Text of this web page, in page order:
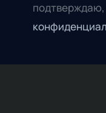
подтверждаю,